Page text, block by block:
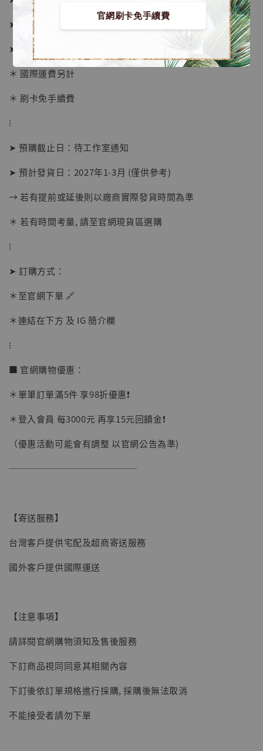
官網刷卡免手續費
NT$ 1,500
加入購物車
子彈飛 鵝城縣長 張麻子 [BK01]
NT$ 4,980
➤ 1/4寫實頭加購價 980元
➤ 1/6價格 5580元 (訂金3180)
＊ 國際運費另計
＊ 刷卡免手續費
⁝
➤ 預購截止日：待工作室通知
➤ 預計發貨日：2027年1-3月 (僅供參考)
→ 若有提前或延後則以廠商實際發貨時間為準
＊ 若有時間考量, 請至官網現貨區選購
⁝
➤ 訂購方式：
＊至官網下單 🔗
＊連結在下方 及 IG 簡介欄
⁝
■ 官網購物優惠：
＊單筆訂單滿5件 享98折優惠❗️
＊登入會員 每3000元 再享15元回饋金❗️
（優惠活動可能會有調整 以官網公告為準)
──────────────
【寄送服務】
台灣客戶提供宅配及超商寄送服務
國外客戶提供國際運送
【注意事項】
請詳閱官網購物須知及售後服務
下訂商品視同同意其相關內容
下訂後依訂單規格進行採購, 採購後無法取消
不能接受者請勿下單